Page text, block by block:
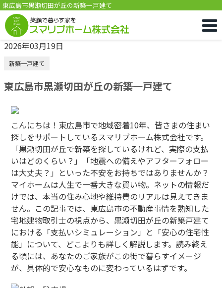
東広島市黒瀬切田が丘の新築一戸建て
2026年03月19日
新築一戸建て
東広島市黒瀬切田が丘の新築一戸建て
こんにちは！東広島市で地域密着10年、皆さまの住まい
探しをサポートしているスマリブホーム株式会社です。
「黒瀬切田が丘で新築を探しているけれど、実際の支払
いはどのくらい？」「地震への備えやアフターフォロー
は大丈夫？」といった不安をお持ちではありませんか？
マイホームは人生で一番大きな買い物。ネットの情報だ
けでは、本当の住み心地や維持費のリアルは見えてきま
せん。この記事では、東広島市の不動産事情を熟知した
宅地建物取引士の視点から、黒瀬切田が丘の新築戸建て
における「支払いシミュレーション」と「安心の住宅性
能」について、どこよりも詳しく解説します。読み終え
る頃には、あなたのご家族がこの街で暮らすイメージ
が、具体的で安心なものに変わっているはずです。